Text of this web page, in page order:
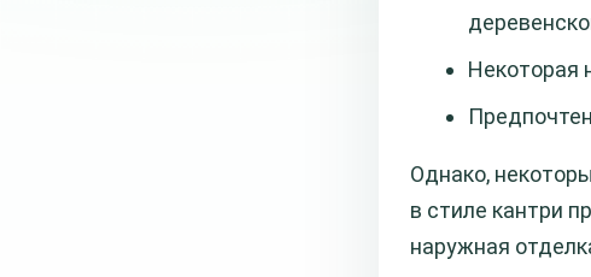
Некоторая
Однако,
в стиле кантри
наружная